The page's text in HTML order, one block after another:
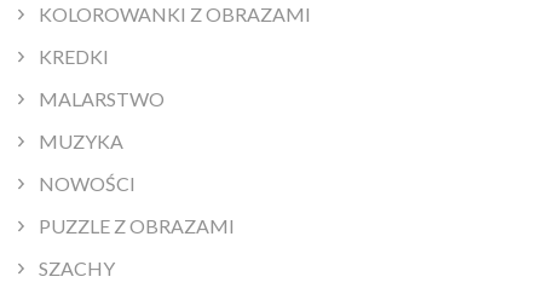
KOLOROWANKI Z OBRAZAMI
KREDKI
MALARSTWO
MUZYKA
NOWOŚCI
PUZZLE Z OBRAZAMI
SZACHY